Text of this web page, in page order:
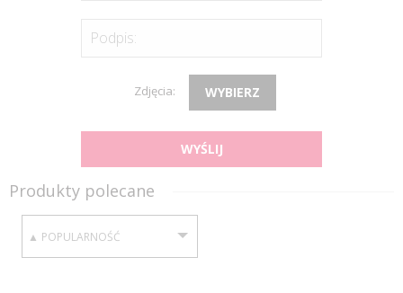
Podpis:
Zdjęcia: WYBIERZ
WYŚLIJ
Produkty polecane
SORTUJ WEDŁUG: